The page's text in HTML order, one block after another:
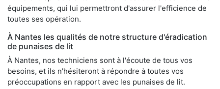
équipements, qui lui permettront d'assurer l'efficience de
toutes ses opération.
À Nantes les qualités de notre structure d'éradication
de punaises de lit
À Nantes, nos techniciens sont à l'écoute de tous vos
besoins, et ils n'hésiteront à répondre à toutes vos
préoccupations en rapport avec les punaises de lit.